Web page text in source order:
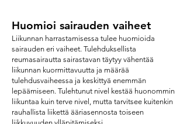
Huomioi sairauden vaiheet
Liikunnan harrastamisessa tulee huomioida
sairauden eri vaiheet. Tulehduksellista
reumasairautta sairastavan täytyy vähentää
liikunnan kuormittavuutta ja määrää
tulehdusvaiheessa ja keskittyä enemmän
lepäämiseen. Tulehtunut nivel kestää huonommin
liikuntaa kuin terve nivel, mutta tarvitsee kuitenkin
rauhallista liikettä ääriasennosta toiseen